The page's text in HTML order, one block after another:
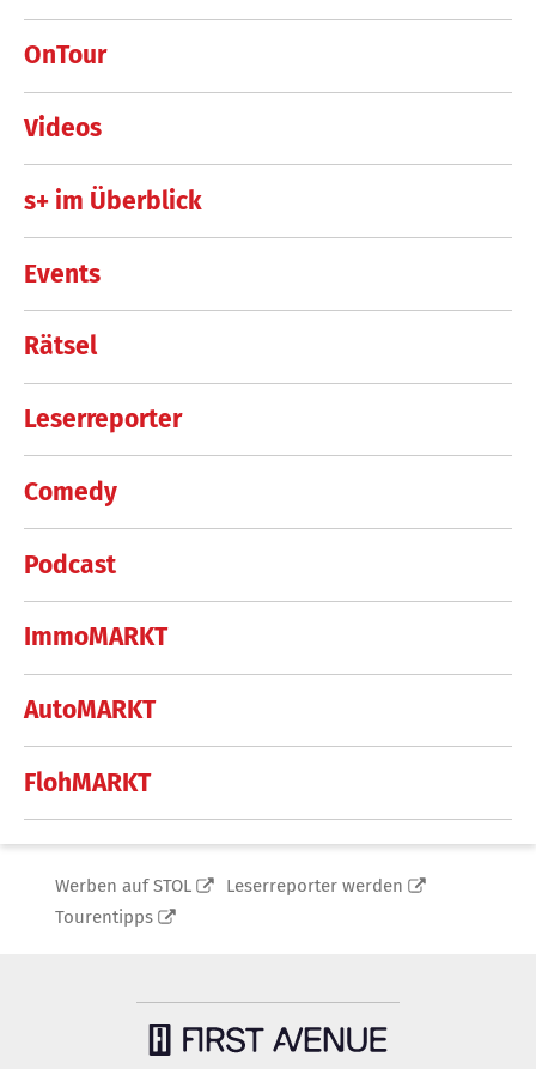
OnTour
Videos
s+ im Überblick
Events
Rätsel
Leserreporter
Comedy
Podcast
ImmoMARKT
AutoMARKT
FlohMARKT
Werben auf STOL
Leserreporter werden
Tourentipps